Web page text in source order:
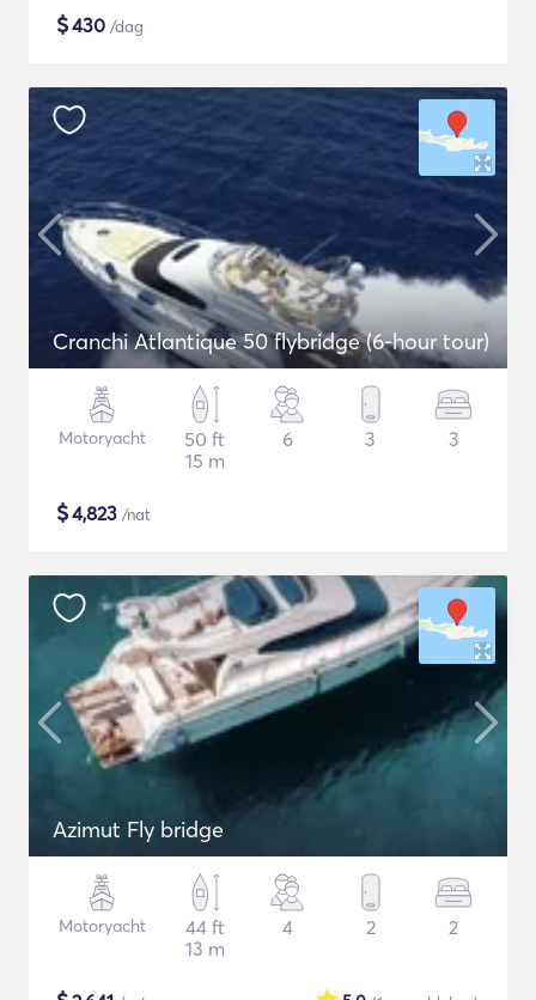
$430 /dag
Cranchi Atlantique 50 flybridge (6-hour tour)
Motoryacht
50 ft
15 m
6 3 3
$4,823 /nat
Azimut Fly bridge
Motoryacht
44 ft
13 m
4 2 2